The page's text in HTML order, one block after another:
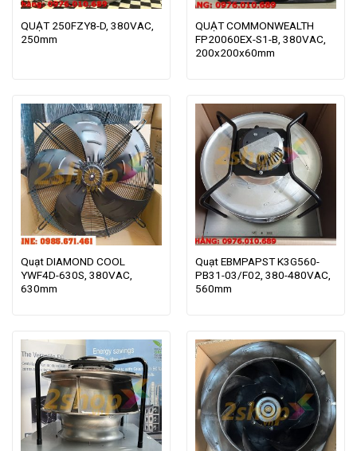
QUẠT 250FZY8-D, 380VAC,
250mm
QUẠT COMMONWEALTH
FP20060EX-S1-B, 380VAC,
200x200x60mm
Quạt DIAMOND COOL
YWF4D-630S, 380VAC,
630mm
Quạt EBMPAPST K3G560-
PB31-03/F02, 380-480VAC,
560mm